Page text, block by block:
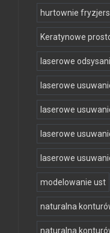
hurtownie
Keratynowe
laserowe
laserowe
laserowe
laserowe
laserowe
modelowanie ust
naturalna
naturalna